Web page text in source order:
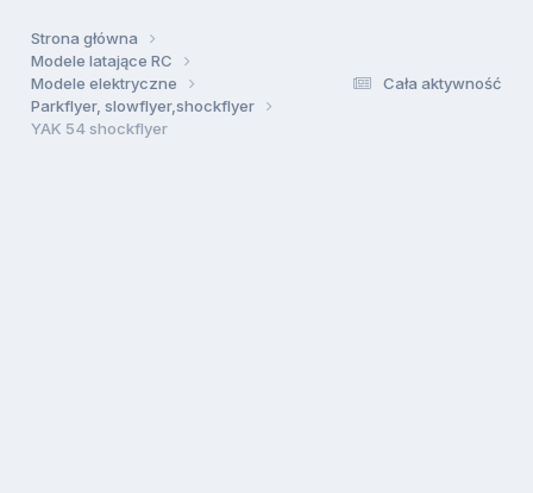
Cała aktywność
Strona główna
Modele latające RC
Modele elektryczne
Parkflyer, slowflyer,shockflyer
YAK 54 shockflyer